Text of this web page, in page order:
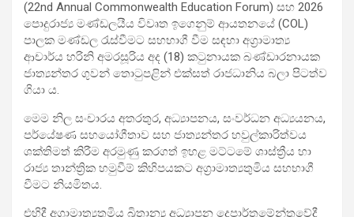
(22nd Annual Commonwealth Education Forum) සහ 2026
පොදුරාජ්‍ය මණ්ඩලයීය විවෘත ඉගෙනුම් ආයතනයේ (COL)
පාලක මණ්ඩල රැස්වීමට සහභාගී වීම සඳහා අග්‍රාමාත්‍ය
ආචාර්ය හරිනි අමරසූරිය අද (18) කටුනායක බණ්ඩාරනායක
ජාත්‍යන්තර ගුවන් තොටුපළින් එක්සත් රාජධානිය බලා පිටත්ව
ගියා ය.
මෙම නිල සංචාරය අතරතුර, අධ්‍යාපනය, සංවර්ධන අධ්‍යයනය,
පර්යේෂණ සහයෝගීතාව සහ ජාත්‍යන්තර හවුල්කාරිත්වය
ශක්තිමත් කිරීම අරමුණු කරගත් ඉහළ මට්ටමේ ශාස්ත්‍රීය හා
රාජ්‍ය තාන්ත්‍රික හමුවීම් කිහිපයකට අග්‍රාමාත්‍යතුමිය සහභාගී
වීමට නියමිතය.
එහිදී අග්‍රාමාත්‍යතුමිය බ්‍රිතාන්‍ය අධ්‍යාපන දෙපාර්තමේන්තුවේදී